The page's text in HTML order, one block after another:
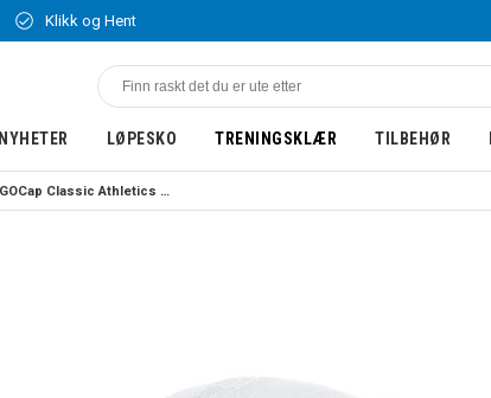
Klikk og Hent
NYHETER LØPESKO TRENINGSKLÆR TILBEHØR
Ciele GOCap Classic Athletics Cap Hvit